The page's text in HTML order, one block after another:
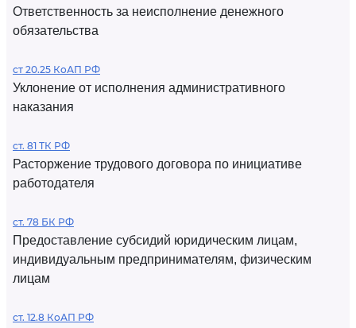
Ответственность за неисполнение денежного
обязательства
ст 20.25 КоАП РФ
Уклонение от исполнения административного
наказания
ст. 81 ТК РФ
Расторжение трудового договора по инициативе
работодателя
ст. 78 БК РФ
Предоставление субсидий юридическим лицам,
индивидуальным предпринимателям, физическим
лицам
ст. 12.8 КоАП РФ